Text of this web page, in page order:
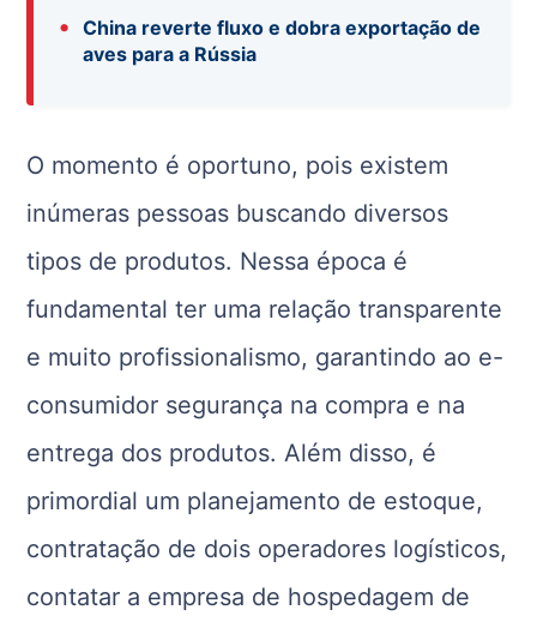
•
China reverte fluxo e dobra exportação de
aves para a Rússia
O momento é oportuno, pois existem
inúmeras pessoas buscando diversos
tipos de produtos. Nessa época é
fundamental ter uma relação transparente
e muito profissionalismo, garantindo ao e-
consumidor segurança na compra e na
entrega dos produtos. Além disso, é
primordial um planejamento de estoque,
contratação de dois operadores logísticos,
contatar a empresa de hospedagem de